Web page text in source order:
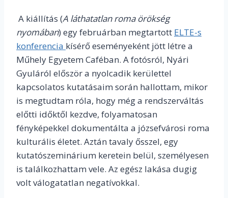
A kiállítás (A láthatatlan roma örökség
nyomában) egy februárban megtartott ELTE-s
konferencia kísérő eseményeként jött létre a
Műhely Egyetem Caféban. A fotósról, Nyári
Gyuláról először a nyolcadik kerülettel
kapcsolatos kutatásaim során hallottam, mikor
is megtudtam róla, hogy még a rendszerváltás
előtti időktől kezdve, folyamatosan
fényképekkel dokumentálta a józsefvárosi roma
kulturális életet. Aztán tavaly ősszel, egy
kutatószeminárium keretein belül, személyesen
is találkozhattam vele. Az egész lakása dugig
volt válogatatlan negatívokkal.